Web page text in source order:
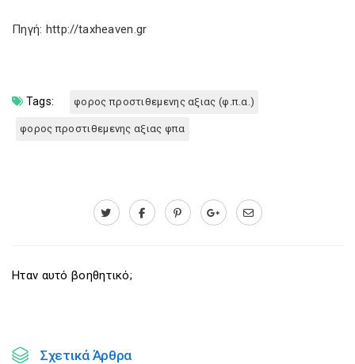
Πηγή: http://taxheaven.gr
Tags: φορος προστιθεμενης αξιας (φ.π.α.)
φορος προστιθεμενης αξιας φπα
Ηταν αυτό βοηθητικό;
Σχετικά Άρθρα